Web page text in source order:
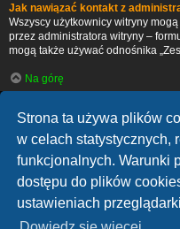
Strona ta używa plików
w celach statystycznych,
funkcjonalnych. Warunki
dostępu do plików
ustawieniach
Jak nawiązać kontakt z
Wszyscy użytkownicy witryny
przez administratora witryny –
mogą także używać odnośnika
Na górę
FORUM
Technologię dostarcza
Zasady ochrony